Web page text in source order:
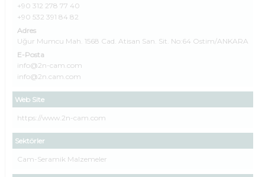
+90 312 278 77 40
+90 532 391 84 82
Adres
Uğur Mumcu Mah. 1568 Cad. Atisan San. Sit. No:64 Ostim/ANKARA
E-Posta
info@2n-cam.com
info@2n.cam.com
Web Site
https://www.2n-cam.com
Sektörler
Cam-Seramik Malzemeler